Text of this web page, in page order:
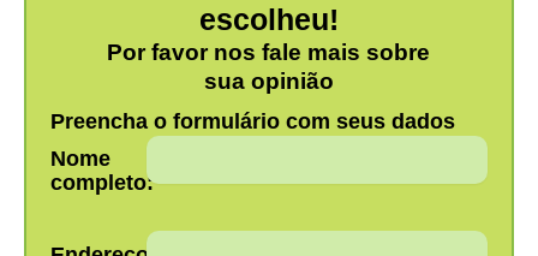
escolheu!
Por favor nos fale mais sobre
sua opinião
Preencha o formulário com seus dados
Nome
completo: